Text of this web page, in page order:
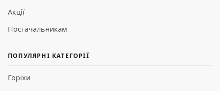
Акції
Постачальникам
ПОПУЛЯРНІ КАТЕГОРІЇ
Горіхи